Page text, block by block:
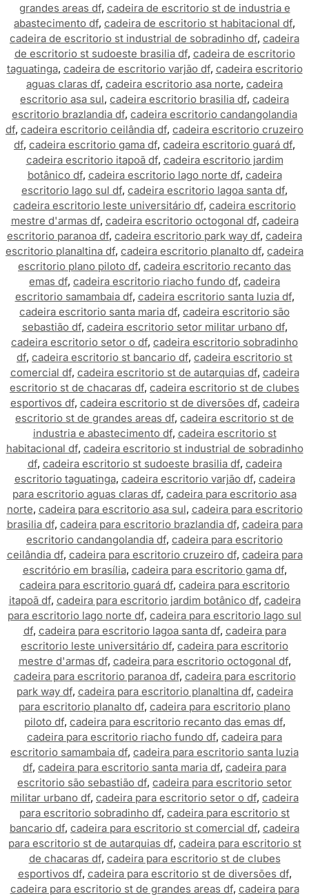
grandes areas df, cadeira de escritorio st de industria e
abastecimento df, cadeira de escritorio st habitacional df,
cadeira de escritorio st industrial de sobradinho df, cadeira
de escritorio st sudoeste brasilia df, cadeira de escritorio
taguatinga, cadeira de escritorio varjão df, cadeira escritorio
aguas claras df, cadeira escritorio asa norte, cadeira
escritorio asa sul, cadeira escritorio brasilia df, cadeira
escritorio brazlandia df, cadeira escritorio candangolandia
df, cadeira escritorio ceilândia df, cadeira escritorio cruzeiro
df, cadeira escritorio gama df, cadeira escritorio guará df,
cadeira escritorio itapoã df, cadeira escritorio jardim
botânico df, cadeira escritorio lago norte df, cadeira
escritorio lago sul df, cadeira escritorio lagoa santa df,
cadeira escritorio leste universitário df, cadeira escritorio
mestre d'armas df, cadeira escritorio octogonal df, cadeira
escritorio paranoa df, cadeira escritorio park way df, cadeira
escritorio planaltina df, cadeira escritorio planalto df, cadeira
escritorio plano piloto df, cadeira escritorio recanto das
emas df, cadeira escritorio riacho fundo df, cadeira
escritorio samambaia df, cadeira escritorio santa luzia df,
cadeira escritorio santa maria df, cadeira escritorio são
sebastião df, cadeira escritorio setor militar urbano df,
cadeira escritorio setor o df, cadeira escritorio sobradinho
df, cadeira escritorio st bancario df, cadeira escritorio st
comercial df, cadeira escritorio st de autarquias df, cadeira
escritorio st de chacaras df, cadeira escritorio st de clubes
esportivos df, cadeira escritorio st de diversões df, cadeira
escritorio st de grandes areas df, cadeira escritorio st de
industria e abastecimento df, cadeira escritorio st
habitacional df, cadeira escritorio st industrial de sobradinho
df, cadeira escritorio st sudoeste brasilia df, cadeira
escritorio taguatinga, cadeira escritorio varjão df, cadeira
para escritorio aguas claras df, cadeira para escritorio asa
norte, cadeira para escritorio asa sul, cadeira para escritorio
brasilia df, cadeira para escritorio brazlandia df, cadeira para
escritorio candangolandia df, cadeira para escritorio
ceilândia df, cadeira para escritorio cruzeiro df, cadeira para
escritório em brasília, cadeira para escritorio gama df,
cadeira para escritorio guará df, cadeira para escritorio
itapoã df, cadeira para escritorio jardim botânico df, cadeira
para escritorio lago norte df, cadeira para escritorio lago sul
df, cadeira para escritorio lagoa santa df, cadeira para
escritorio leste universitário df, cadeira para escritorio
mestre d'armas df, cadeira para escritorio octogonal df,
cadeira para escritorio paranoa df, cadeira para escritorio
park way df, cadeira para escritorio planaltina df, cadeira
para escritorio planalto df, cadeira para escritorio plano
piloto df, cadeira para escritorio recanto das emas df,
cadeira para escritorio riacho fundo df, cadeira para
escritorio samambaia df, cadeira para escritorio santa luzia
df, cadeira para escritorio santa maria df, cadeira para
escritorio são sebastião df, cadeira para escritorio setor
militar urbano df, cadeira para escritorio setor o df, cadeira
para escritorio sobradinho df, cadeira para escritorio st
bancario df, cadeira para escritorio st comercial df, cadeira
para escritorio st de autarquias df, cadeira para escritorio st
de chacaras df, cadeira para escritorio st de clubes
esportivos df, cadeira para escritorio st de diversões df,
cadeira para escritorio st de grandes areas df, cadeira para